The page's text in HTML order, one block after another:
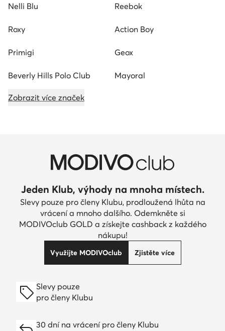
Nelli Blu Reebok
Roxy Action Boy
Primigi Geox
Beverly Hills Polo Club Mayoral
Zobrazit více značek
Jeden Klub, výhody na mnoha místech.
Slevy pouze pro členy Klubu, prodloužená lhůta na
vrácení a mnoho dalšího. Odemkněte si
MODIVOclub GOLD a získejte cashback z každého
nákupu!
Využijte MODIVOclub Zjistěte více
Slevy pouze
pro členy Klubu
30 dní na vrácení pro členy Klubu